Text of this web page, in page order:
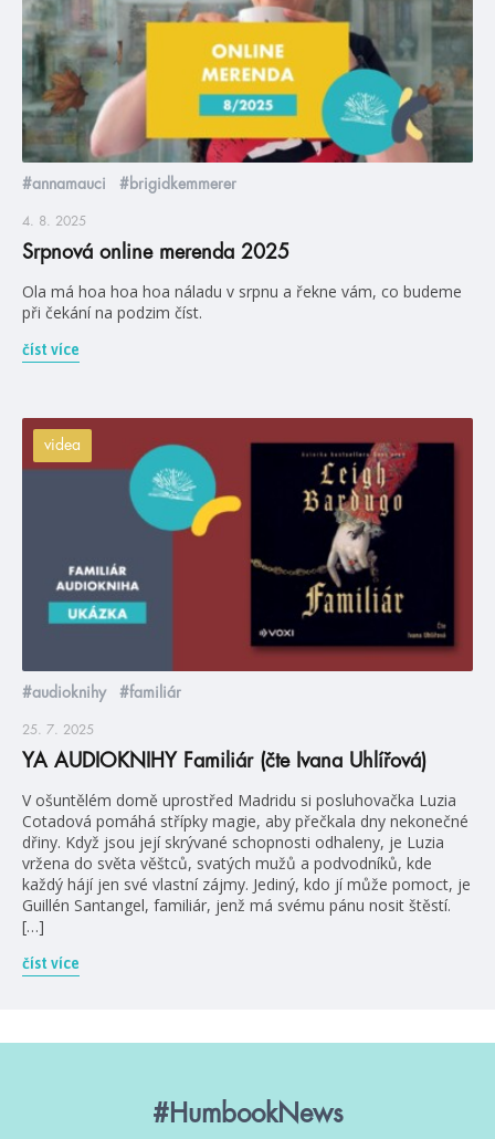
#annamauci #brigidkemmerer
4. 8. 2025
Srpnová online merenda 2025
Ola má hoa hoa hoa náladu v srpnu a řekne vám, co budeme
při čekání na podzim číst.
číst více
videa
#audioknihy #familiár
25. 7. 2025
YA AUDIOKNIHY Familiár (čte Ivana Uhlířová)
V ošuntělém domě uprostřed Madridu si posluhovačka Luzia
Cotadová pomáhá střípky magie, aby přečkala dny nekonečné
dřiny. Když jsou její skrývané schopnosti odhaleny, je Luzia
vržena do světa věštců, svatých mužů a podvodníků, kde
každý hájí jen své vlastní zájmy. Jediný, kdo jí může pomoct, je
Guillén Santangel, familiár, jenž má svému pánu nosit štěstí.
[…]
číst více
#HumbookNews